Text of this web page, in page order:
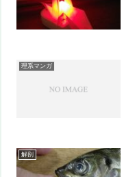
理系マンガ
解剖